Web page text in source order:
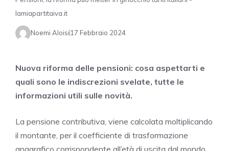
lamiapartitaiva.it
Noemi Aloisi 17 Febbraio 2024
Nuova riforma delle pensioni: cosa aspettarti e
quali sono le indiscrezioni svelate, tutte le
informazioni utili sulle novità.
La pensione contributiva, viene calcolata moltiplicando
il montante, per il coefficiente di trasformazione
anagrafico corrispondente all’età di uscita dal mondo